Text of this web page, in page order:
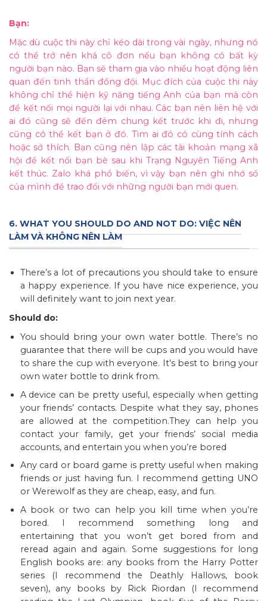
Bạn:
Mặc dù cuộc thi này chỉ kéo dài trong vài ngày, nhưng nó
có thể trở nên khá cô đơn nếu bạn không có bất kỳ
người bạn nào. Bạn sẽ tham gia vào nhiều hoạt động liên
quan đến tinh thần đồng đội. Mục đích của cuộc thi này
không chỉ thể hiện kỹ năng tiếng Anh của bạn mà còn
để kết nối mọi người lại với nhau. Các bạn nên liên hệ với
ai đó cũng sẽ đến đêm chung kết trước khi đi, nhưng
cũng có thể kết bạn ở đó. Tìm ai đó có cùng tính cách
hoặc sở thích. Bạn cũng nên lập các tài khoản mạng xã
hội để kết nối bạn bè sau khi Trạng Nguyên Tiếng Anh
kết thúc. Zalo khá phổ biến, vì vậy bạn nên ghi nhớ số
của mình để trao đổi với những người bạn mới quen.
6. WHAT YOU SHOULD DO AND NOT DO: VIỆC NÊN
LÀM VÀ KHÔNG NÊN LÀM
There’s a lot of precautions you should take to ensure
a happy experience. If you have nice experience, you
will definitely want to join next year.
Should do:
You should bring your own water bottle. There’s no
guarantee that there will be cups and you would have
to share the cup with everyone. It’s best to bring your
own water bottle to drink from.
A device can be pretty useful, especially when getting
your friends’ contacts. Despite what they say, phones
are allowed at the competition.They can help you
contact your family, get your friends’ social media
accounts, and entertain you when you’re bored
Any card or board game is pretty useful when making
friends or just having fun. I recommend getting UNO
or Werewolf as they are cheap, easy, and fun.
A book or two can help you kill time when you’re
bored. I recommend something long and
entertaining that you won’t get bored from and
reread again and again. Some suggestions for long
English books are: any books from the Harry Potter
series (I recommend the Deathly Hallows, book
seven), any books by Rick Riordan (I recommend